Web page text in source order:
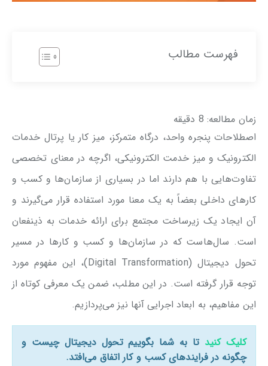
فهرست مطالب
زمان مطالعه: 8 دقیقه
اصطلاحات پنجره واحد، درگاه متمرکز، میز کار یا پرتال خدمات
الکترونیک و میز خدمت الکترونیکی، اگرچه در معنای تخصصی
تفاوت‌هایی با هم دارند اما در بسیاری از سازمان‌ها و کسب و
کارهای داخلی بعضاً به یک معنا مورد استفاده قرار می‌گیرند و
آن ایجاد یک زیرساخت مجتمع برای ارائه خدمات به ذینفعان
است. سال‌هاست که در سازمان‌ها و کسب و کارها در مسیر
تحول دیجیتال (Digital Transformation)، این مفهوم مورد
توجه قرار گرفته است. در این مطلب، ضمن یک معرفی کوتاه از
این مفاهیم، به ابعاد اجرایی آنها نیز می‌پردازیم.
کلیک کنید تا به شما بگوییم تحول دیجیتال چیست و
چگونه در فرایندهای کسب و کار اتفاق می‌افتد.